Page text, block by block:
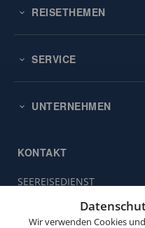
REISETHEMEN
SERVICE
UNTERNEHMEN
KONTAKT
SEEREISEDIENST
47119 Duisburg
Diese
verwendet
Wir verwenden Cookies